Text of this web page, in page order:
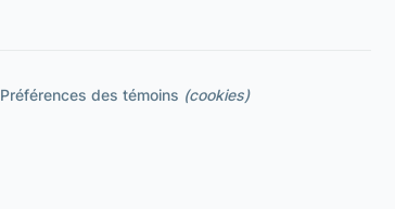
Préférences des témoins (cookies)